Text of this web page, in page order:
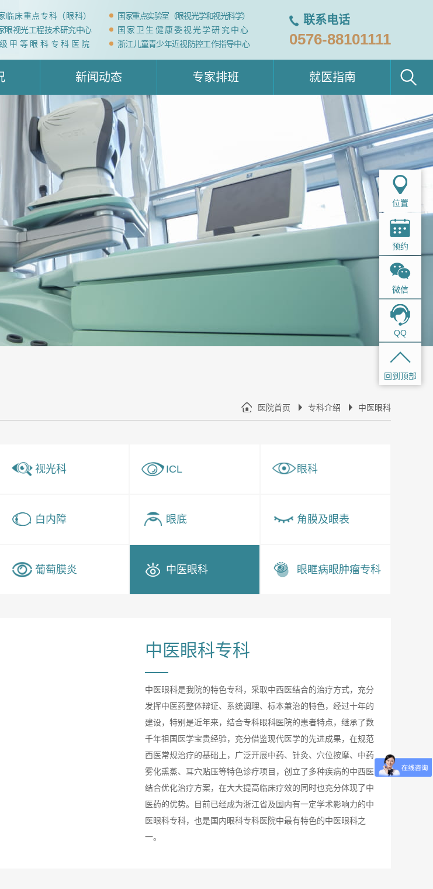
临床重点专科（眼科）
国家重点实验室（眼视光学和视光科学）
眼视光工程技术研究中心
国家卫生健康委视光学研究中心
甲等眼科专科医院
浙江儿童青少年近视防控工作指导中心
联系电话
0576-88101111
新闻动态 专家排班 就医指南
医院首页 专科介绍 中医眼科
视光科 ICL 眼科
白内障 眼底 角膜及眼表
葡萄膜炎 中医眼科 眼眶病眼肿瘤专科
中医眼科专科
中医眼科是我院的特色专科，采取中西医结合的治疗方式，充分
发挥中医药整体辩证、系统调理、标本兼治的特色，经过十年的
建设，特别是近年来，结合专科眼科医院的患者特点，继承了数
千年祖国医学宝贵经验，充分借鉴现代医学的先进成果，在规范
西医常规治疗的基础上，广泛开展中药、针灸、穴位按摩、中药
雾化熏蒸、耳穴贴压等特色诊疗项目，创立了多种疾病的中西医
结合优化治疗方案，在大大提高临床疗效的同时也充分体现了中
医药的优势。目前已经成为浙江省及国内有一定学术影响力的中
医眼科专科，也是国内眼科专科医院中最有特色的中医眼科之
一。
位置
预约
微信
QQ
回到顶部